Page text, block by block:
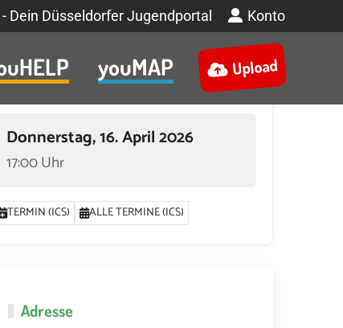
Dein Düsseldorfer Jugendportal Konto
youMAP Upload
Donnerstag, 16. April 2026
17:00 Uhr
TERMIN (ICS) ALLE TERMINE (ICS)
Adresse